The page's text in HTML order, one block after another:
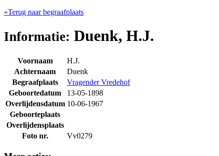
«Terug naar begraafplaats
Informatie: Duenk, H.J.
Voornaam
H.J.
Achternaam
Duenk
Begraafplaats
Vragender Vredehof
Geboortedatum
13-05-1898
Overlijdensdatum 10-06-1967
Geboorteplaats
Overlijdensplaats
Foto nr.
Vv0279